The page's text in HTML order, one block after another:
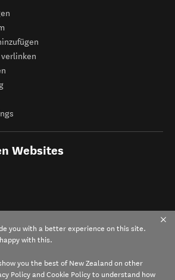
Websites
you with a better experience on this site.
with this.
you the best of New Zealand on other
Policy and Cookie Policy to understand how